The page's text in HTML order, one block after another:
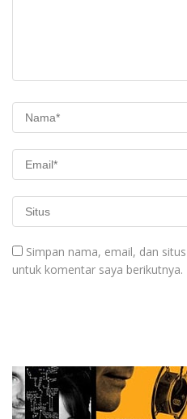
Simpan nama, email, dan
untuk komentar saya berikutnya.